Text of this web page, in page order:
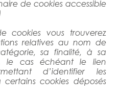
de cookies accessible
cookies vous trouverez
relatives au nom de
sa finalité, à sa
le cas échéant le lien
d’identifier les
cookies déposés